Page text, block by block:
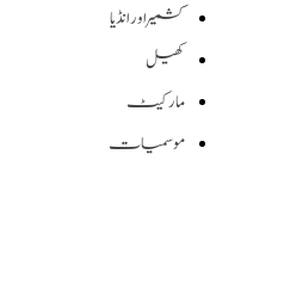
کشمیر اور انڈیا
کھیل
مارکیٹ
موسمیات